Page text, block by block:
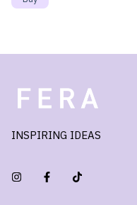
INSPIRING IDEAS